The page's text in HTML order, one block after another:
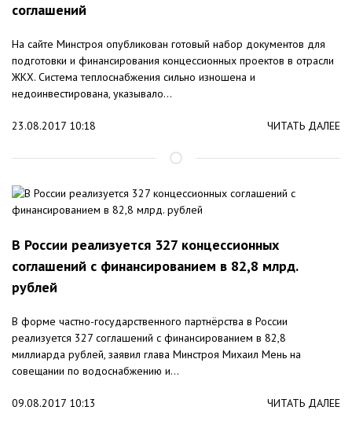
соглашений
На сайте Минстроя опубликован готовый набор документов для
подготовки и финансирования концессионных проектов в отрасли
ЖКХ. Система теплоснабжения сильно изношена и
недоинвестирована, указывало...
23.08.2017 10:18 ЧИТАТЬ ДАЛЕЕ
В России реализуется 327 концессионных
соглашений с финансированием в 82,8 млрд.
рублей
В форме частно-государственного партнёрства в России
реализуется 327 соглашений с финансированием в 82,8
миллиарда рублей, заявил глава Минстроя Михаил Мень на
совещании по водоснабжению и...
09.08.2017 10:13 ЧИТАТЬ ДАЛЕЕ